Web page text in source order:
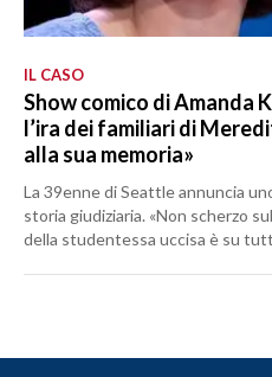
IL CASO
Show comico di Amanda
l’ira dei familiari di
alla sua memoria»
La 39enne di Seattle annuncia
storia giudiziaria. «Non scherzo
della studentessa uccisa è su